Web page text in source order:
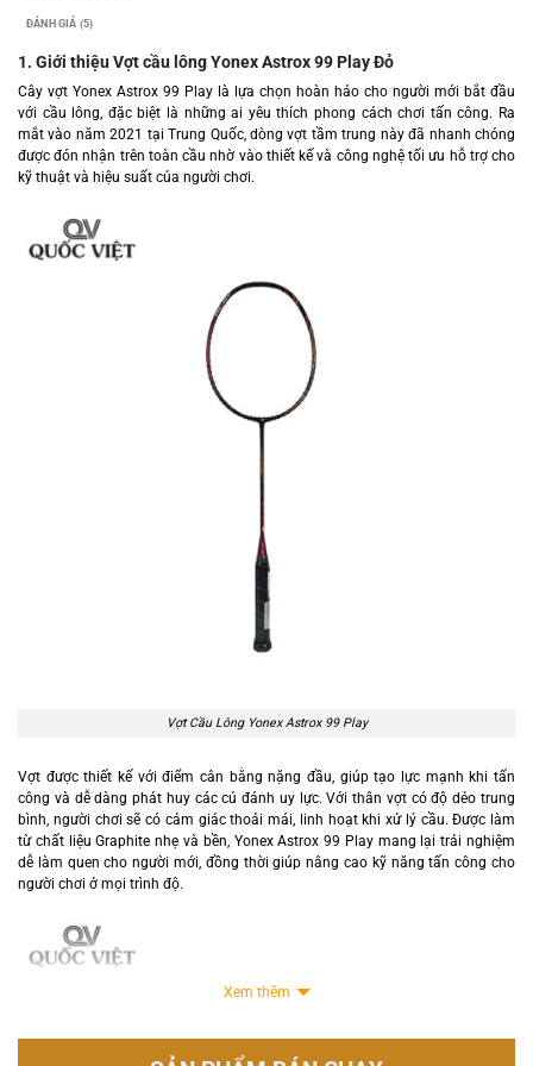
ĐÁNH GIÁ (5)
1. Giới thiệu Vợt cầu lông Yonex Astrox 99 Play Đỏ
Cây vợt Yonex Astrox 99 Play là lựa chọn hoàn hảo cho người mới bắt đầu
với cầu lông, đặc biệt là những ai yêu thích phong cách chơi tấn công. Ra
mắt vào năm 2021 tại Trung Quốc, dòng vợt tầm trung này đã nhanh chóng
được đón nhận trên toàn cầu nhờ vào thiết kế và công nghệ tối ưu hỗ trợ cho
kỹ thuật và hiệu suất của người chơi.
Vợt Cầu Lông Yonex Astrox 99 Play
Vợt được thiết kế với điểm cân bằng nặng đầu, giúp tạo lực mạnh khi tấn
công và dễ dàng phát huy các cú đánh uy lực. Với thân vợt có độ dẻo trung
bình, người chơi sẽ có cảm giác thoải mái, linh hoạt khi xử lý cầu. Được làm
từ chất liệu Graphite nhẹ và bền, Yonex Astrox 99 Play mang lại trải nghiệm
dễ làm quen cho người mới, đồng thời giúp nâng cao kỹ năng tấn công cho
người chơi ở mọi trình độ.
Xem thêm